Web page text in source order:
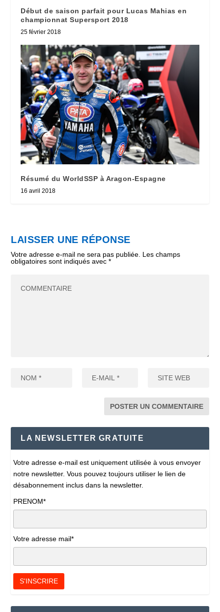
Début de saison parfait pour Lucas Mahias en
championnat Supersport 2018
25 février 2018
Résumé du WorldSSP à Aragon-Espagne
16 avril 2018
LAISSER UNE RÉPONSE
Votre adresse e-mail ne sera pas publiée. Les champs
obligatoires sont indiqués avec*
LA NEWSLETTER GRATUITE
Votre adresse e-mail est uniquement utilisée à vous envoyer
notre newsletter. Vous pouvez toujours utiliser le lien de
désabonnement inclus dans la newsletter.
PRENOM*
Votre adresse mail*